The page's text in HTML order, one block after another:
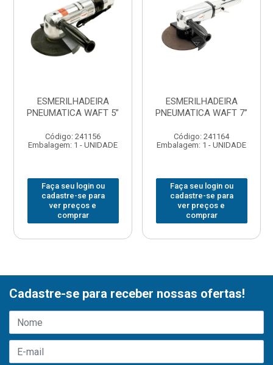
ESMERILHADEIRA
PNEUMATICA WAFT 5”
Código: 241156
Embalagem: 1 - UNIDADE
Faça seu login ou
cadastre-se para
ver preços e
comprar
ESMERILHADEIRA
PNEUMATICA WAFT 7”
Código: 241164
Embalagem: 1 - UNIDADE
Faça seu login ou
cadastre-se para
ver preços e
comprar
Cadastre-se para receber nossas ofertas!